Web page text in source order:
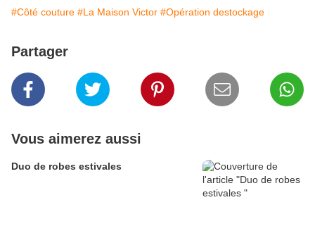
#Côté couture #La Maison Victor #Opération destockage
Partager
Vous aimerez aussi
Duo de robes estivales